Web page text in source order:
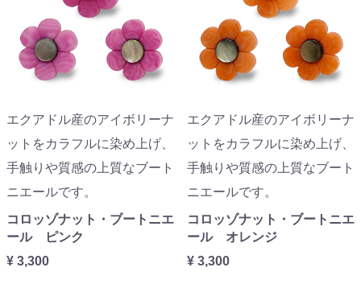
エクアドル産のアイボリーナ
ットをカラフルに染め上げ、
手触りや質感の上質なブート
ニエールです。
コロッゾナット・ブートニエ
ール ピンク
¥ 3,300
エクアドル産のアイボリーナ
ットをカラフルに染め上げ、
手触りや質感の上質なブート
ニエールです。
コロッゾナット・ブートニエ
ール オレンジ
¥ 3,300